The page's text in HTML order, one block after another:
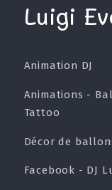
Luigi
Animation DJ
Animations -
Tattoo
Décor de
Facebook - DJ